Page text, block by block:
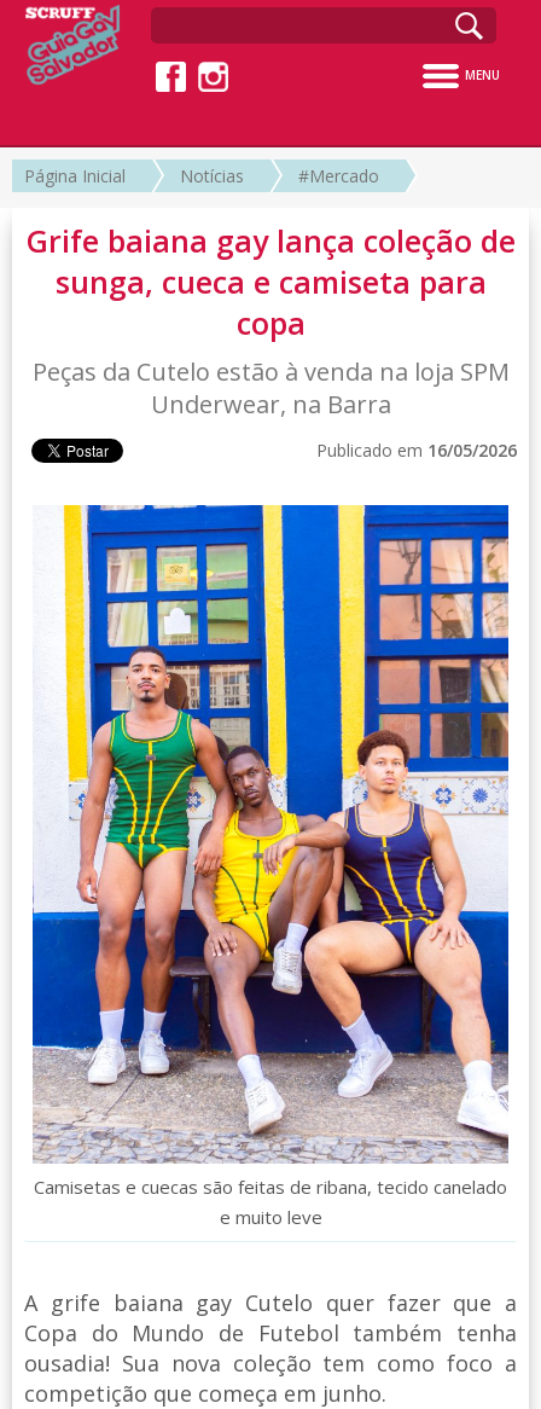
MENU
Página Inicial Notícias #Mercado
Grife baiana gay lança coleção de
sunga, cueca e camiseta para
copa
Peças da Cutelo estão à venda na loja SPM
Underwear, na Barra
Publicado em 16/05/2026
Camisetas e cuecas são feitas de ribana, tecido canelado
e muito leve
A grife baiana gay Cutelo quer fazer que a
Copa do Mundo de Futebol também tenha
ousadia! Sua nova coleção tem como foco a
competição que começa em junho.